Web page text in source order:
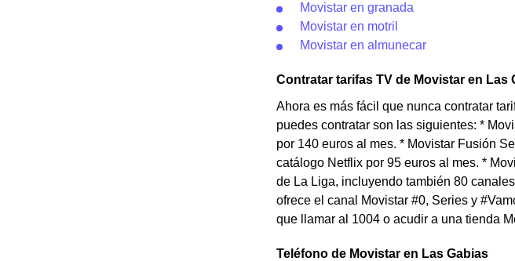
Movistar en granada
Movistar en motril
Movistar en almunecar
Contratar tarifas TV de Movistar en Las
Ahora es más fácil que nunca contratar
puedes contratar son las siguientes: *
por 140 euros al mes. * Movistar Fusión
catálogo Netflix por 95 euros al mes. *
de La Liga, incluyendo también 80
ofrece el canal Movistar #0, Series y
que llamar al 1004 o acudir a una tienda
Teléfono de Movistar en Las Gabias